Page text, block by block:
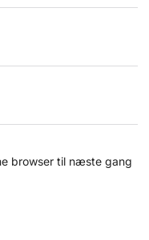
browser til næste gang